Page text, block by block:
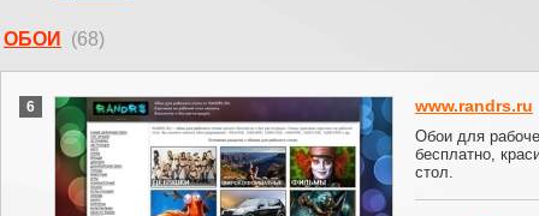
ОБОИ (68)
6 www.randrs.ru
Обои для
бесплатно,
стол.